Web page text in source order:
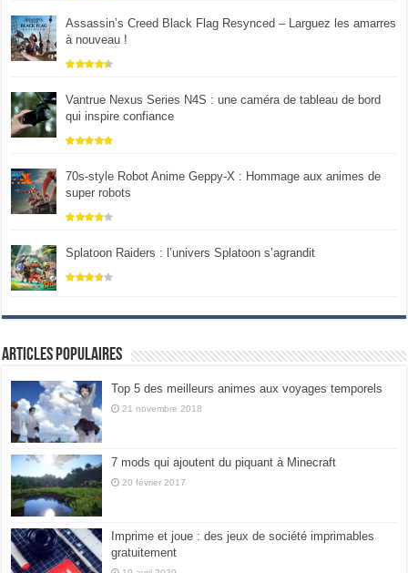
Assassin’s Creed Black Flag Resynced – Larguez les amarres
à nouveau !
Vantrue Nexus Series N4S : une caméra de tableau de bord
qui inspire confiance
70s-style Robot Anime Geppy-X : Hommage aux animes de
super robots
Splatoon Raiders : l’univers Splatoon s’agrandit
Articles populaires
Top 5 des meilleurs animes aux voyages temporels
21 novembre 2018
7 mods qui ajoutent du piquant à Minecraft
20 février 2017
Imprime et joue : des jeux de société imprimables
gratuitement